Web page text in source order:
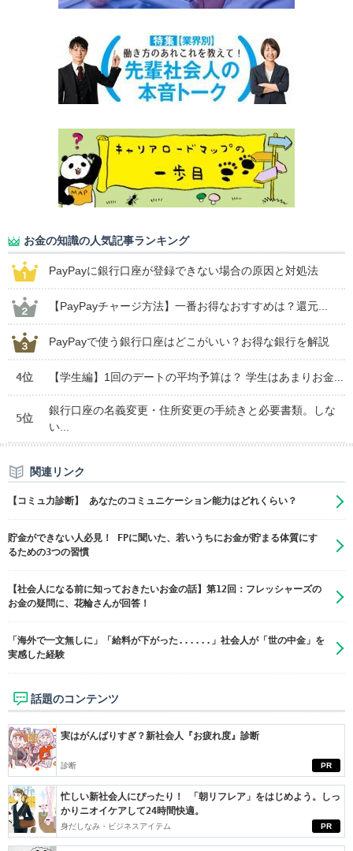
お金の知識の人気記事ランキング
PayPayに銀行口座が登録できない場合の原因と対処法
【PayPayチャージ方法】一番お得なおすすめは？還元...
PayPayで使う銀行口座はどこがいい？お得な銀行を解説
4位 【学生編】1回のデートの平均予算は？ 学生はあまりお金...
5位
銀行口座の名義変更・住所変更の手続きと必要書類。しな
い...
関連リンク
【コミュ力診断】 あなたのコミュニケーション能力はどれくらい？
貯金ができない人必見！ FPに聞いた、若いうちにお金が貯まる体質にす
るための3つの習慣
【社会人になる前に知っておきたいお金の話】第12回：フレッシャーズの
お金の疑問に、花輪さんが回答！
「海外で一文無しに」「給料が下がった......」社会人が「世の中金」を
実感した経験
話題のコンテンツ
PR
実はがんばりすぎ？新社会人『お疲れ度』診断
診断
PR
忙しい新社会人にぴったり！ 「朝リフレア」をはじめよう。しっ
かりニオイケアして24時間快適。
身だしなみ・ビジネスアイテム